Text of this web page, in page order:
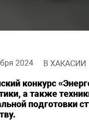
2024 В ХАКАСИИ
конкурс
а также
подготовки